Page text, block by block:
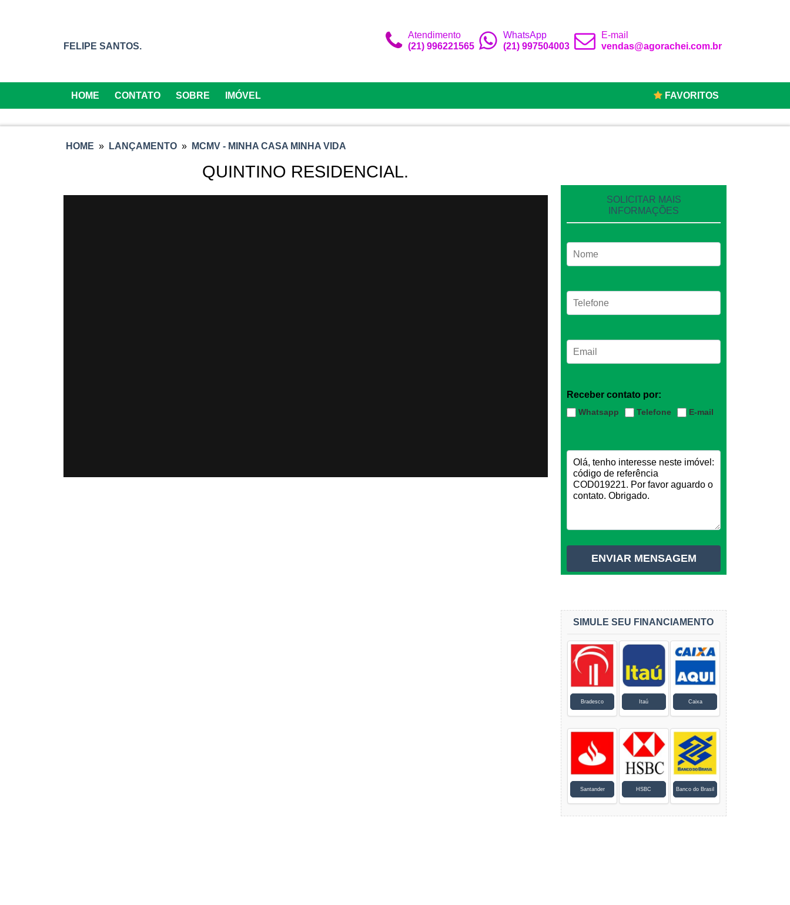
FELIPE SANTOS.
Atendimento
(21) 996221565
WhatsApp
(21) 997504003
E-mail
vendas@agorachei.com.br
FAVORITOS
HOME CONTATO SOBRE IMÓVEL
HOME » LANÇAMENTO » MCMV - MINHA CASA MINHA VIDA
QUINTINO RESIDENCIAL.
SOLICITAR MAIS
INFORMAÇÕES
Receber contato por:
Whatsapp Telefone E-mail
SIMULE SEU FINANCIAMENTO
Bradesco Itaú Caixa
Santander HSBC Banco do Brasil